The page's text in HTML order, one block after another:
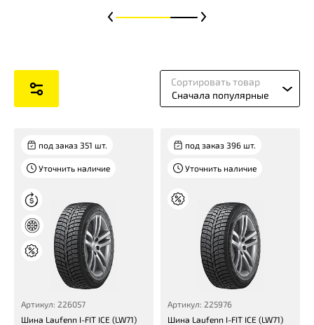
Сортировать товар
Сначала популярные
под заказ 351 шт.
Уточнить наличие
Артикул: 226057
Шина Laufenn I-FIT ICE (LW71)
под заказ 396 шт.
Уточнить наличие
Артикул: 225976
Шина Laufenn I-FIT ICE (LW71)